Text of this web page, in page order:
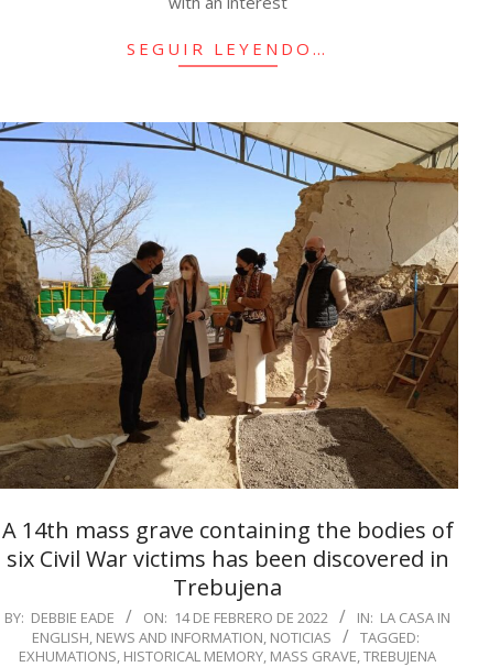
SEGUIR LEYENDO…
A 14th mass grave containing the bodies of
six Civil War victims has been discovered in
Trebujena
2022-
BY: DEBBIE EADE ON: 14 DE FEBRERO DE 2022 IN: LA CASA IN
ENGLISH NEWS AND INFORMATION NOTICIAS
TAGGED:
EXHUMATIONS HISTORICAL MEMORY MASS GRAVE ,TREBUJENA